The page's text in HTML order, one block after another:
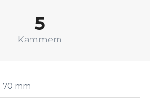
5
Kammern
70 mm